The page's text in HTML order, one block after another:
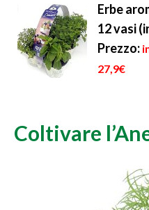
Erbe
12 vasi
Prezzo:
27,9€
Coltivare